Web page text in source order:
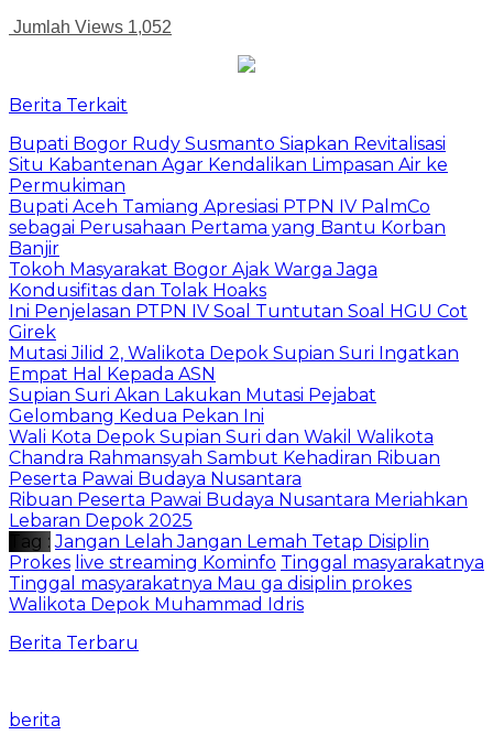
Jumlah Views 1,052
Berita Terkait
Bupati Bogor Rudy Susmanto Siapkan Revitalisasi
Situ Kabantenan Agar Kendalikan Limpasan Air ke
Permukiman
Bupati Aceh Tamiang Apresiasi PTPN IV PalmCo
sebagai Perusahaan Pertama yang Bantu Korban
Banjir
Tokoh Masyarakat Bogor Ajak Warga Jaga
Kondusifitas dan Tolak Hoaks
Ini Penjelasan PTPN IV Soal Tuntutan Soal HGU Cot
Girek
Mutasi Jilid 2, Walikota Depok Supian Suri Ingatkan
Empat Hal Kepada ASN
Supian Suri Akan Lakukan Mutasi Pejabat
Gelombang Kedua Pekan Ini
Wali Kota Depok Supian Suri dan Wakil Walikota
Chandra Rahmansyah Sambut Kehadiran Ribuan
Peserta Pawai Budaya Nusantara
Ribuan Peserta Pawai Budaya Nusantara Meriahkan
Lebaran Depok 2025
Tag : Jangan Lelah Jangan Lemah Tetap Disiplin
Prokes live streaming Kominfo Tinggal masyarakatnya
Tinggal masyarakatnya Mau ga disiplin prokes
Walikota Depok Muhammad Idris
Berita Terbaru
berita